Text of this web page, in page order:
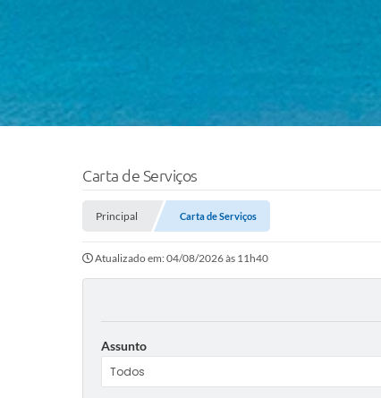
Carta de Serviços
Principal Carta de Serviços
Atualizado em: 04/08/2026 às 11h40
Assunto